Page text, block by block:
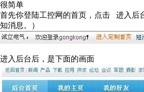
很简单
首先你登陆工控网的首页，点击 进入后
知消息。）
进入后台后，是下面的画面